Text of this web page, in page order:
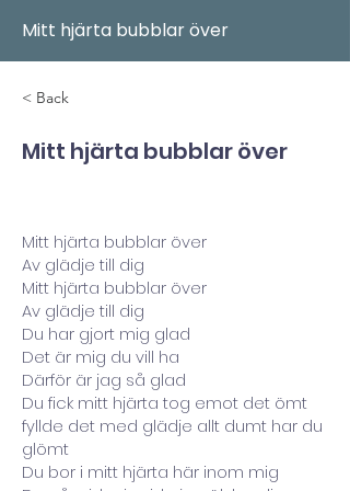
Mitt hjärta bubblar över
< Back
Mitt hjärta bubblar över
Mitt hjärta bubblar över
Av glädje till dig
Mitt hjärta bubblar över
Av glädje till dig
Du har gjort mig glad
Det är mig du vill ha
Därför är jag så glad
Du fick mitt hjärta tog emot det ömt
fyllde det med glädje allt dumt har du
glömt
Du bor i mitt hjärta här inom mig